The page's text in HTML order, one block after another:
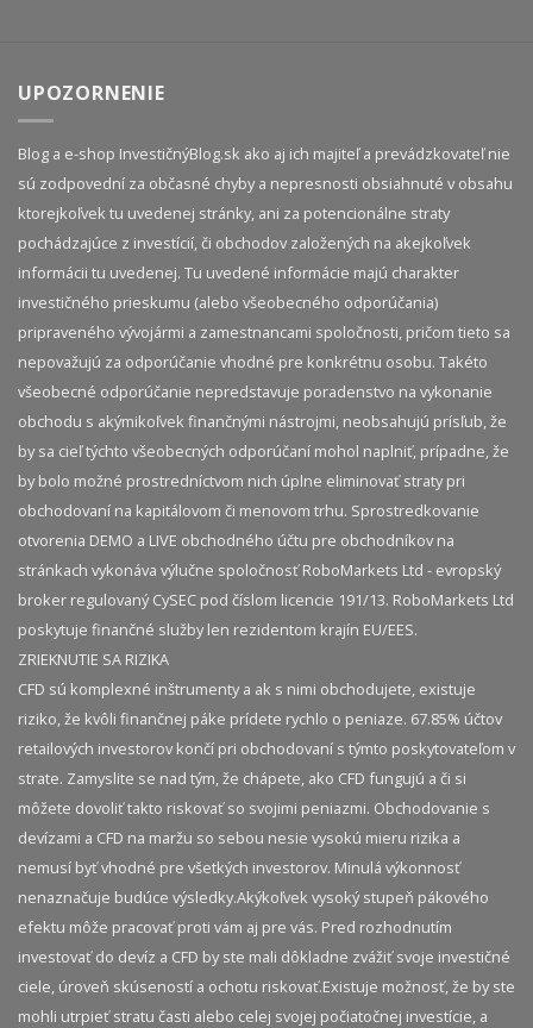
UPOZORNENIE
Blog a e-shop InvestičnýBlog.sk ako aj ich majiteľ a prevádzkovateľ nie
sú zodpovední za občasné chyby a nepresnosti obsiahnuté v obsahu
ktorejkoľvek tu uvedenej stránky, ani za potencionálne straty
pochádzajúce z investícií, či obchodov založených na akejkoľvek
informácii tu uvedenej. Tu uvedené informácie majú charakter
investičného prieskumu (alebo všeobecného odporúčania)
pripraveného vývojármi a zamestnancami spoločnosti, pričom tieto sa
nepovažujú za odporúčanie vhodné pre konkrétnu osobu. Takéto
všeobecné odporúčanie nepredstavuje poradenstvo na vykonanie
obchodu s akýmikoľvek finančnými nástrojmi, neobsahujú prísľub, že
by sa cieľ týchto všeobecných odporúčaní mohol naplniť, prípadne, že
by bolo možné prostredníctvom nich úplne eliminovať straty pri
obchodovaní na kapitálovom či menovom trhu. Sprostredkovanie
otvorenia DEMO a LIVE obchodného účtu pre obchodníkov na
stránkach vykonáva výlučne spoločnosť RoboMarkets Ltd - evropský
broker regulovaný CySEC pod číslom licencie 191/13. RoboMarkets Ltd
poskytuje finančné služby len rezidentom krajín EU/EES.
ZRIEKNUTIE SA RIZIKA
CFD sú komplexné inštrumenty a ak s nimi obchodujete, existuje
riziko, že kvôli finančnej páke prídete rychlo o peniaze. 67.85% účtov
retailových investorov končí pri obchodovaní s týmto poskytovateľom v
strate. Zamyslite se nad tým, že chápete, ako CFD fungujú a či si
môžete dovoliť takto riskovať so svojimi peniazmi. Obchodovanie s
devízami a CFD na maržu so sebou nesie vysokú mieru rizika a
nemusí byť vhodné pre všetkých investorov. Minulá výkonnosť
nenaznačuje budúce výsledky.​ Akýkoľvek vysoký stupeň pákového
efektu môže pracovať proti vám aj pre vás. Pred rozhodnutím
investovať do devíz a CFD by ste mali dôkladne zvážiť svoje investičné
ciele, úroveň skúseností a ochotu riskovať.​ Existuje možnosť, že by ste
mohli utrpieť stratu časti alebo celej svojej počiatočnej investície, a